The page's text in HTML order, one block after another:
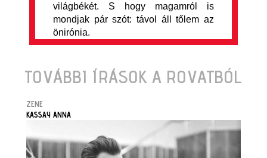
világbékét. S hogy magamról is
mondjak pár szót: távol áll tőlem az
önirónia.
TOVÁBBI ÍRÁSOK A ROVATBÓL
ZENE
KASSAY ANNA